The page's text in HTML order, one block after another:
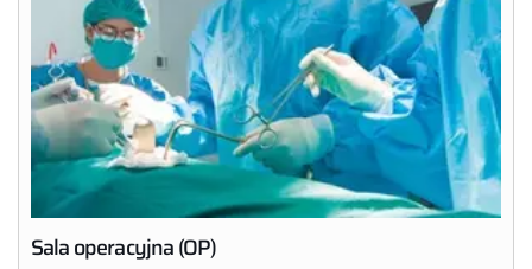
Sala operacyjna (OP)
Serwis Portal